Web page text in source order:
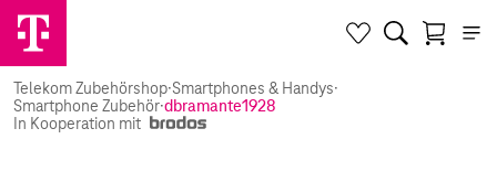
Telekom Zubehörshop·Smartphones & Handys·
Smartphone Zubehör·dbramante1928
In Kooperation mit